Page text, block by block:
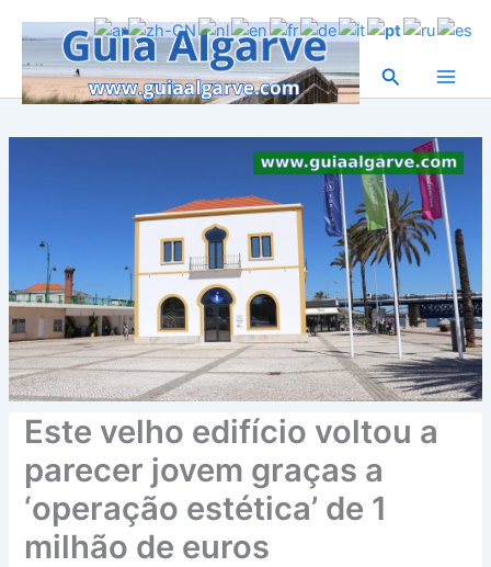
content
Search
Este velho edifício voltou a
parecer jovem graças a
‘operação estética’ de 1
milhão de euros